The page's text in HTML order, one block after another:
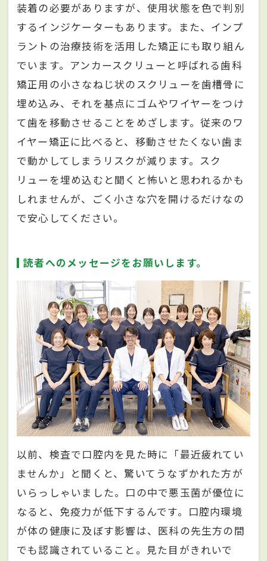
装着の必要がありますが、使用状態を色で判別
するインジケーターもあります。また、インプ
ラントの治療技術を活用した矯正にも取り組ん
でいます。アンカースクリューと呼ばれる歯科
矯正用の小さなねじ状のスクリューを歯槽骨に
埋め込み、それを基点にゴムやワイヤーをつけ
て歯を移動させることをめざします。従来のワ
イヤー矯正に比べると、移動させたくない歯ま
で動かしてしまうリスクが減ります。スク
リューを埋め込むと聞くと怖いと思われるかも
しれませんが、ごく小さな穴を開けるだけなの
で安心してください。
読者へのメッセージをお願いします。
以前、検査で口腔内を見た時に「最近疲れてい
ませんか」と聞くと、驚いてうなずかれた方が
いらっしゃいました。口の中で悪玉菌が優位に
なると、免疫力が低下するんです。口腔内環境
が体の健康に及ぼす影響は、医科の先生方の間
でも認識されていること。見た目がきれいで